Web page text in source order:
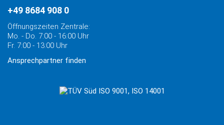
+49 8684 908 0
Öffnungszeiten Zentrale:
Mo. - Do. 7:00 - 16:00 Uhr
Fr. 7:00 - 13:00 Uhr
Ansprechpartner finden